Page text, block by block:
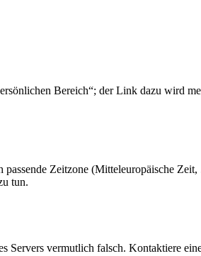
Bereich“; der Link dazu wird
Zeitzone (Mitteleuropäische
tun.
Servers vermutlich falsch. Kontaktiere